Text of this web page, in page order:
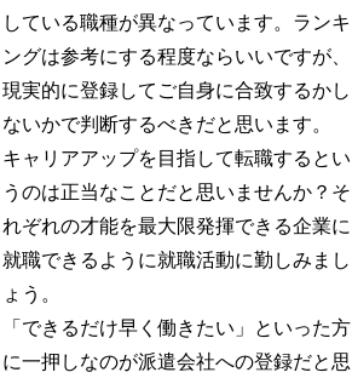
している職種が異なっています。ランキ
ングは参考にする程度ならいいですが、
現実的に登録してご自身に合致するかし
ないかで判断するべきだと思います。
キャリアアップを目指して転職するとい
うのは正当なことだと思いませんか？そ
れぞれの才能を最大限発揮できる企業に
就職できるように就職活動に勤しみまし
ょう。
「できるだけ早く働きたい」といった方
に一押しなのが派遣会社への登録だと思